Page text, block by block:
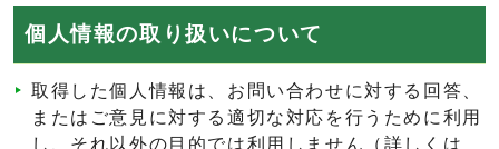
個人情報の取り扱いについて
取得した個人情報は、お問い合わせに対する回答、
またはご意見に対する適切な対応を行うために利用
し、それ以外の目的では利用しません（詳しくは